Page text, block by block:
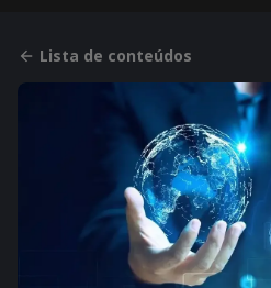
Lista de conteúdos